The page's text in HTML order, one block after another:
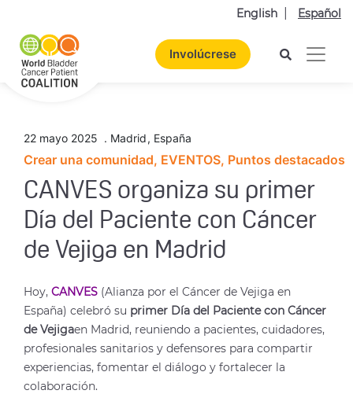
English Español
Involúcrese
22 mayo 2025 . Madrid, España
Crear una comunidad, EVENTOS, Puntos destacados
CANVES organiza su primer
Día del Paciente con Cáncer
de Vejiga en Madrid
Hoy, CANVES (Alianza por el Cáncer de Vejiga en
España) celebró su primer Día del Paciente con Cáncer
de Vejigaen Madrid, reuniendo a pacientes, cuidadores,
profesionales sanitarios y defensores para compartir
experiencias, fomentar el diálogo y fortalecer la
colaboración.